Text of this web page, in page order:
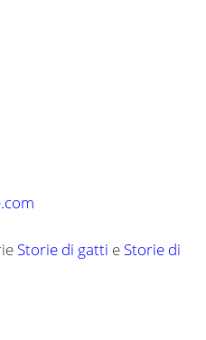
Storie di gatti e Storie di